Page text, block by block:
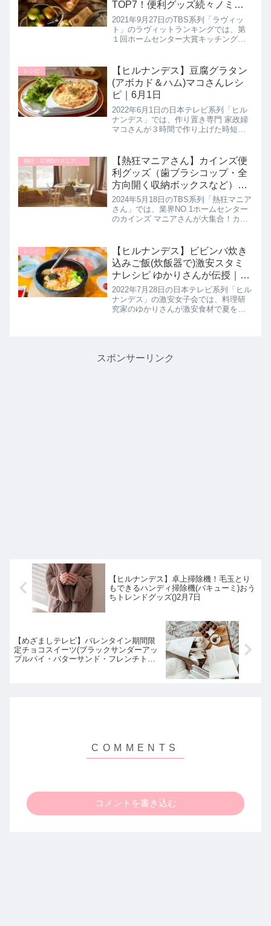
TOP7！便利グッズ続々ノミネ
ート！ラビットランキング｜9
月27日
2021年9月27日のTBS系列「ラヴィッ
ト」のラヴィットランキングでは、第
１回ホームセンター大賞キッチングッ
便利キッチングッズを紹介！プロが厳
選して大賞を決定していた...
レシピ
【ヒルナンデス】豆腐グラタン
(アボカド＆ハム)マコさんレシ
ピ｜6月1日
2022年6月1日の日本テレビ系列「ヒル
ナンデス」では、作り置き専門 家政婦
マコさんが３時間で作り上げた時短レ
てくれたので詳しく紹介します。>>ヒ
ルナンデス記事一覧はこちら...
【熱狂マニアさん】カインズ便
利グッズ（歯ブラシコップ・全
方向開く収納ボックスなど）5
月18日
2024年5月18日のTBS系列「熱狂マニア
さん」では、業界NO.1ホームセンター
のカインズ マニアさんが大集合！カイ
詳しく紹介します。>>熱狂！1/365のマ
ニアさん記事...
レシピ
【ヒルナンデス】ビビンバ炊き
込みご飯(炊飯器で)激安スタミ
ナレシピ ゆかりさんが伝授｜
2022年7月28日
2022年7月28日の日本テレビ系列「ヒル
ナンデス」の激安女子会では、料理研
究家のゆかりさんが激安食材で夏を乗
スポンサーリンク
【ヒルナンデス】卓上掃除機！毛玉とり
もできるハンディ掃除機(バキューミ)おう
ちトレンドグッズ()2月7日
【めざましテレビ】バレンタイン期間限
定チョコスイーツ(ブラックサンダーアッ
プルパイ・バターサンド・フレンチトー
コメントを書き込む